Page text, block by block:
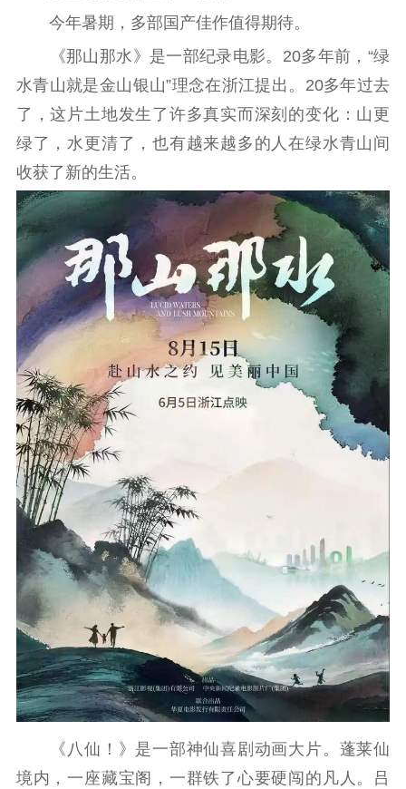
哲学社科
社科强省 工作通知
成果集萃
江苏文脉
资料下载
主题宣传 对外宣传
新闻发布
记者之家
品牌栏目
文化文艺
精品生产 文化惠民
文化传承
文化交流
体制改革
文化产业
紫金文化艺术节
品牌活动 紫艺舞台
文明创建
文明培育
先进典型
社会宣传
思想政治教育 爱国主义教育
全民国防教育
红色资源保护利
用
新闻出版
精品出版 全民阅读
出版监管
电影工作
今年暑期，多部国产佳作值得期待。
《那山那水》是一部纪录电影。20多年前，“绿
水青山就是金山银山”理念在浙江提出。20多年过去
了，这片土地发生了许多真实而深刻的变化：山更
绿了，水更清了，也有越来越多的人在绿水青山间
收获了新的生活。
《八仙！》是一部神仙喜剧动画大片。蓬莱仙
境内，一座藏宝阁，一群铁了心要硬闯的凡人。吕